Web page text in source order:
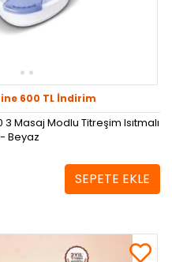
600 TL İndirim
Masaj Modlu Titreşim Isıtmalı
Beyaz
SEPETE EKLE